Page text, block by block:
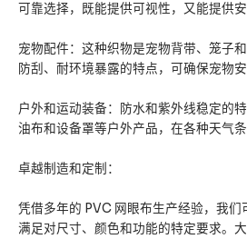
可靠选择，既能提供可视性，又能提供安
宠物配件：这种织物是宠物背带、笼子
防刮、耐环境暴露的特点，可确保宠物安
户外和运动装备：防水和紫外线稳定的
油布和设备罩等户外产品，在各种天气条
卓越制造和定制：
凭借多年的 PVC 网眼布生产经验，我们
满足对尺寸、颜色和功能的特定要求。